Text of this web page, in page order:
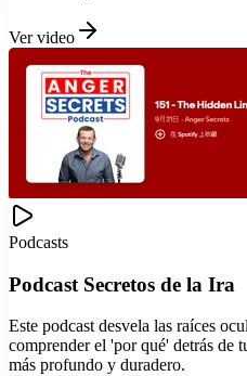
Ver video
Podcasts
Podcast Secretos de la Ira
Este podcast desvela las raíces
comprender el 'por qué' detrás de
más profundo y duradero.